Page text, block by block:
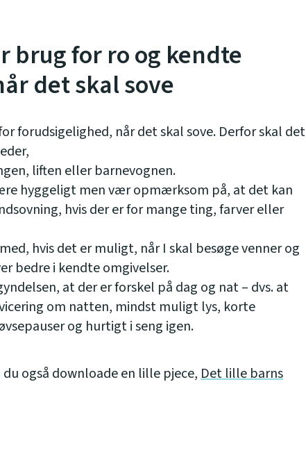
brug for ro og kendte
det skal sove
forudsigelighed, når det skal sove. Derfor skal det
liften eller barnevognen.
hyggeligt men vær opmærksom på, at det kan
hvis der er for mange ting, farver eller
hvis det er muligt, når I skal besøge venner og
bedre i kendte omgivelser.
at der er forskel på dag og nat – dvs. at
om natten, mindst muligt lys, korte
og hurtigt i seng igen.
du også downloade en lille pjece,Det lille barns